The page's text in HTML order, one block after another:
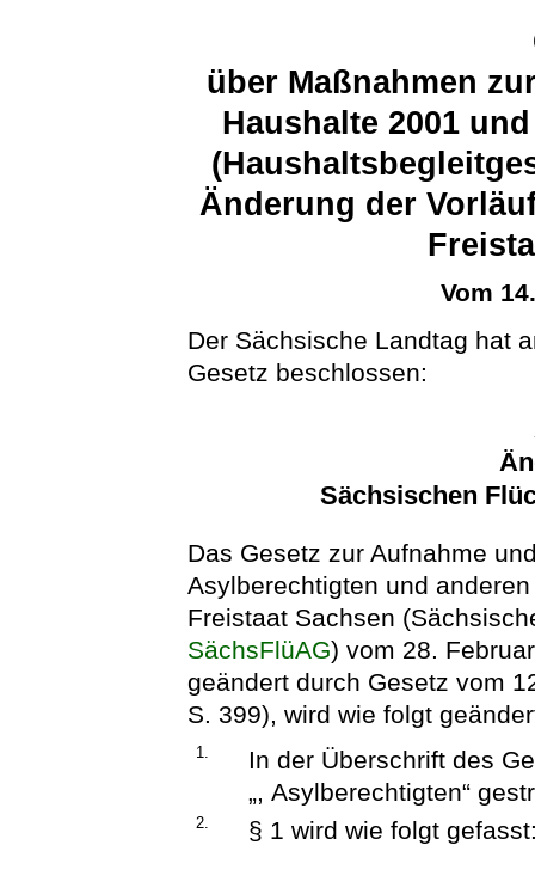
über Maßnahmen
Haushalte 2001
Änderung der
Vom
Der Sächsische Landtag hat
Gesetz beschlossen:
Sächsischen
Das Gesetz zur Aufnahme
Asylberechtigten und
Freistaat Sachsen
SächsFlüAG) vom 28.
geändert durch Gesetz vom
S. 399), wird wie folgt
1.
In der Überschrift des
„, Asylberechtigten“
2. § 1 wird wie folgt